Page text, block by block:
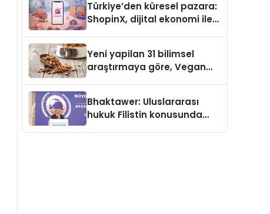
Türkiye’den küresel pazara:
ShopinX, dijital ekonomi ile
Yeni yapilan 31 bilimsel
araştırmaya göre, Vegan
Sindirildiğini Ortaya Koydu
Bhaktawer: Uluslararası
hukuk Filistin konusunda